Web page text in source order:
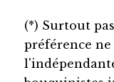
(*) Surtout
préférence